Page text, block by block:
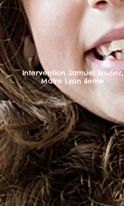
Intervention Samuel Soulier,
Maire Lyon 6ème